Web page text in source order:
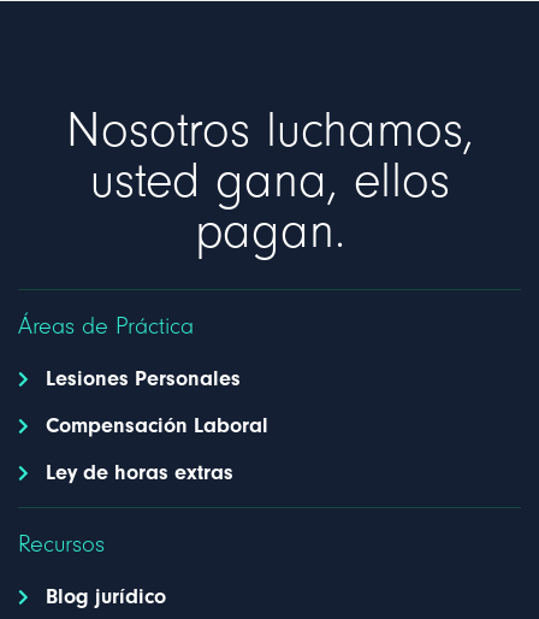
Nosotros luchamos,
usted gana, ellos
pagan.
Áreas de Práctica
Lesiones Personales
Compensación Laboral
Ley de horas extras
Recursos
Blog jurídico